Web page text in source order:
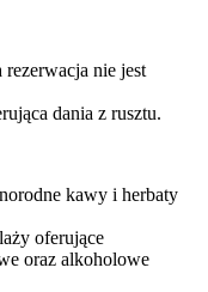
rezerwacja nie jest
dania z rusztu.
kawy i herbaty
oferujące
oraz alkoholowe